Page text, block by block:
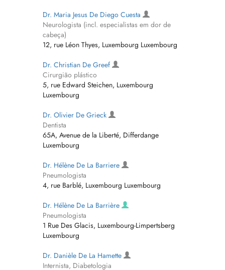
Dr. Maria Jesus De Diego Cuesta
Neurologista (incl. especialistas em dor de
cabeça)
12, rue Léon Thyes, Luxembourg Luxembourg
Dr. Christian De Greef
Cirurgião plástico
5, rue Edward Steichen, Luxembourg
Luxembourg
Dr. Olivier De Grieck
Dentista
65A, Avenue de la Liberté, Differdange
Luxembourg
Dr. Hélène De La Barriere
Pneumologista
4, rue Barblé, Luxembourg Luxembourg
Dr. Hélène De La Barrière
Pneumologista
1 Rue Des Glacis, Luxembourg-Limpertsberg
Luxembourg
Dr. Danièle De La Hamette
Internista, Diabetologia